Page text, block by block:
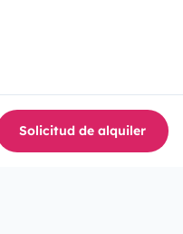
Solicitud de alquiler